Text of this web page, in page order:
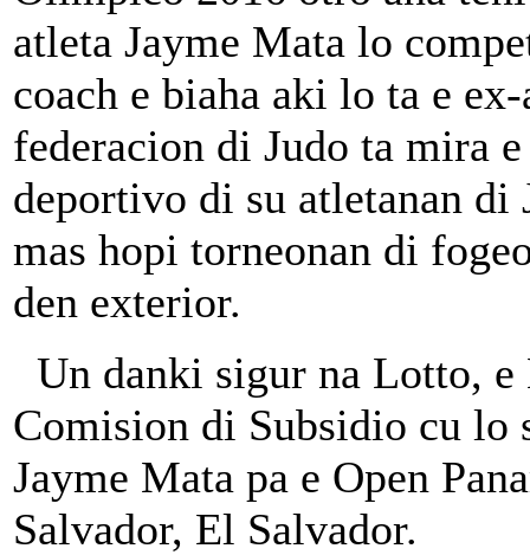
atleta Jayme Mata lo
coach e biaha aki lo ta e
federacion di Judo ta mira
deportivo di su atletanan di
mas hopi torneonan di
den exterior.
Un danki sigur na Lotto,
Comision di Subsidio cu lo
Jayme Mata pa e Open
Salvador, El Salvador.